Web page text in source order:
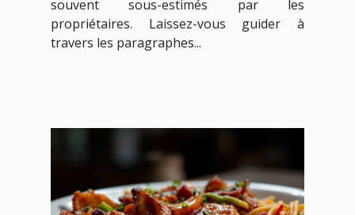
souvent sous-estimés par les
propriétaires. Laissez-vous guider à
travers les paragraphes...